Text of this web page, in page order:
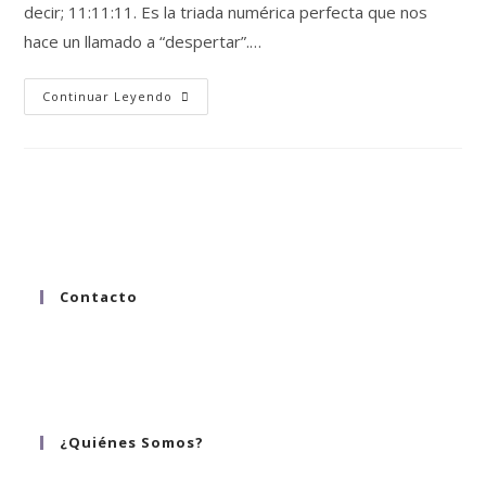
decir; 11:11:11. Es la triada numérica perfecta que nos
hace un llamado a “despertar”.…
Continuar Leyendo
Contacto
¿Quiénes Somos?